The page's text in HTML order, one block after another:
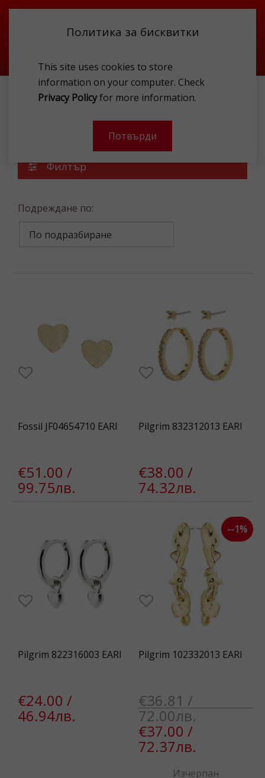
Политика за бисквитки
This site uses cookies to store
information on your computer. Check
Privacy Policyfor more information.
Потвърди
Филтър
Подреждане по:
Fossil JF04654710 EARI
€51.00 /
99.75лв.
Pilgrim 832312013 EARI
€38.00 /
74.32лв.
Pilgrim 822316003 EARI
€24.00 /
46.94лв.
Pilgrim 102332013 EARI
€36.81 /
72.00лв.
€37.00 /
72.37лв.
Изчерпан
--1%